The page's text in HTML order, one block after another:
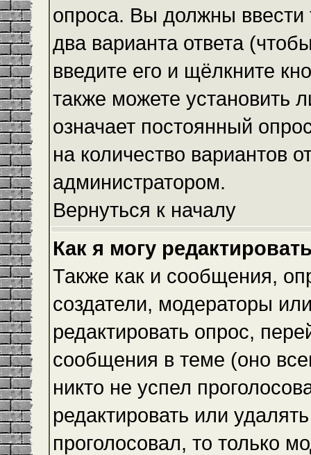
опроса. Вы должны
два варианта ответа
введите его и щёлкните
также можете установить
означает постоянный
на количество вариантов
администратором.
Вернуться к началу
Как я могу
Также как и сообщения,
создатели, модераторы
редактировать опрос,
сообщения в теме (оно
никто не успел
редактировать или
проголосовал, то только